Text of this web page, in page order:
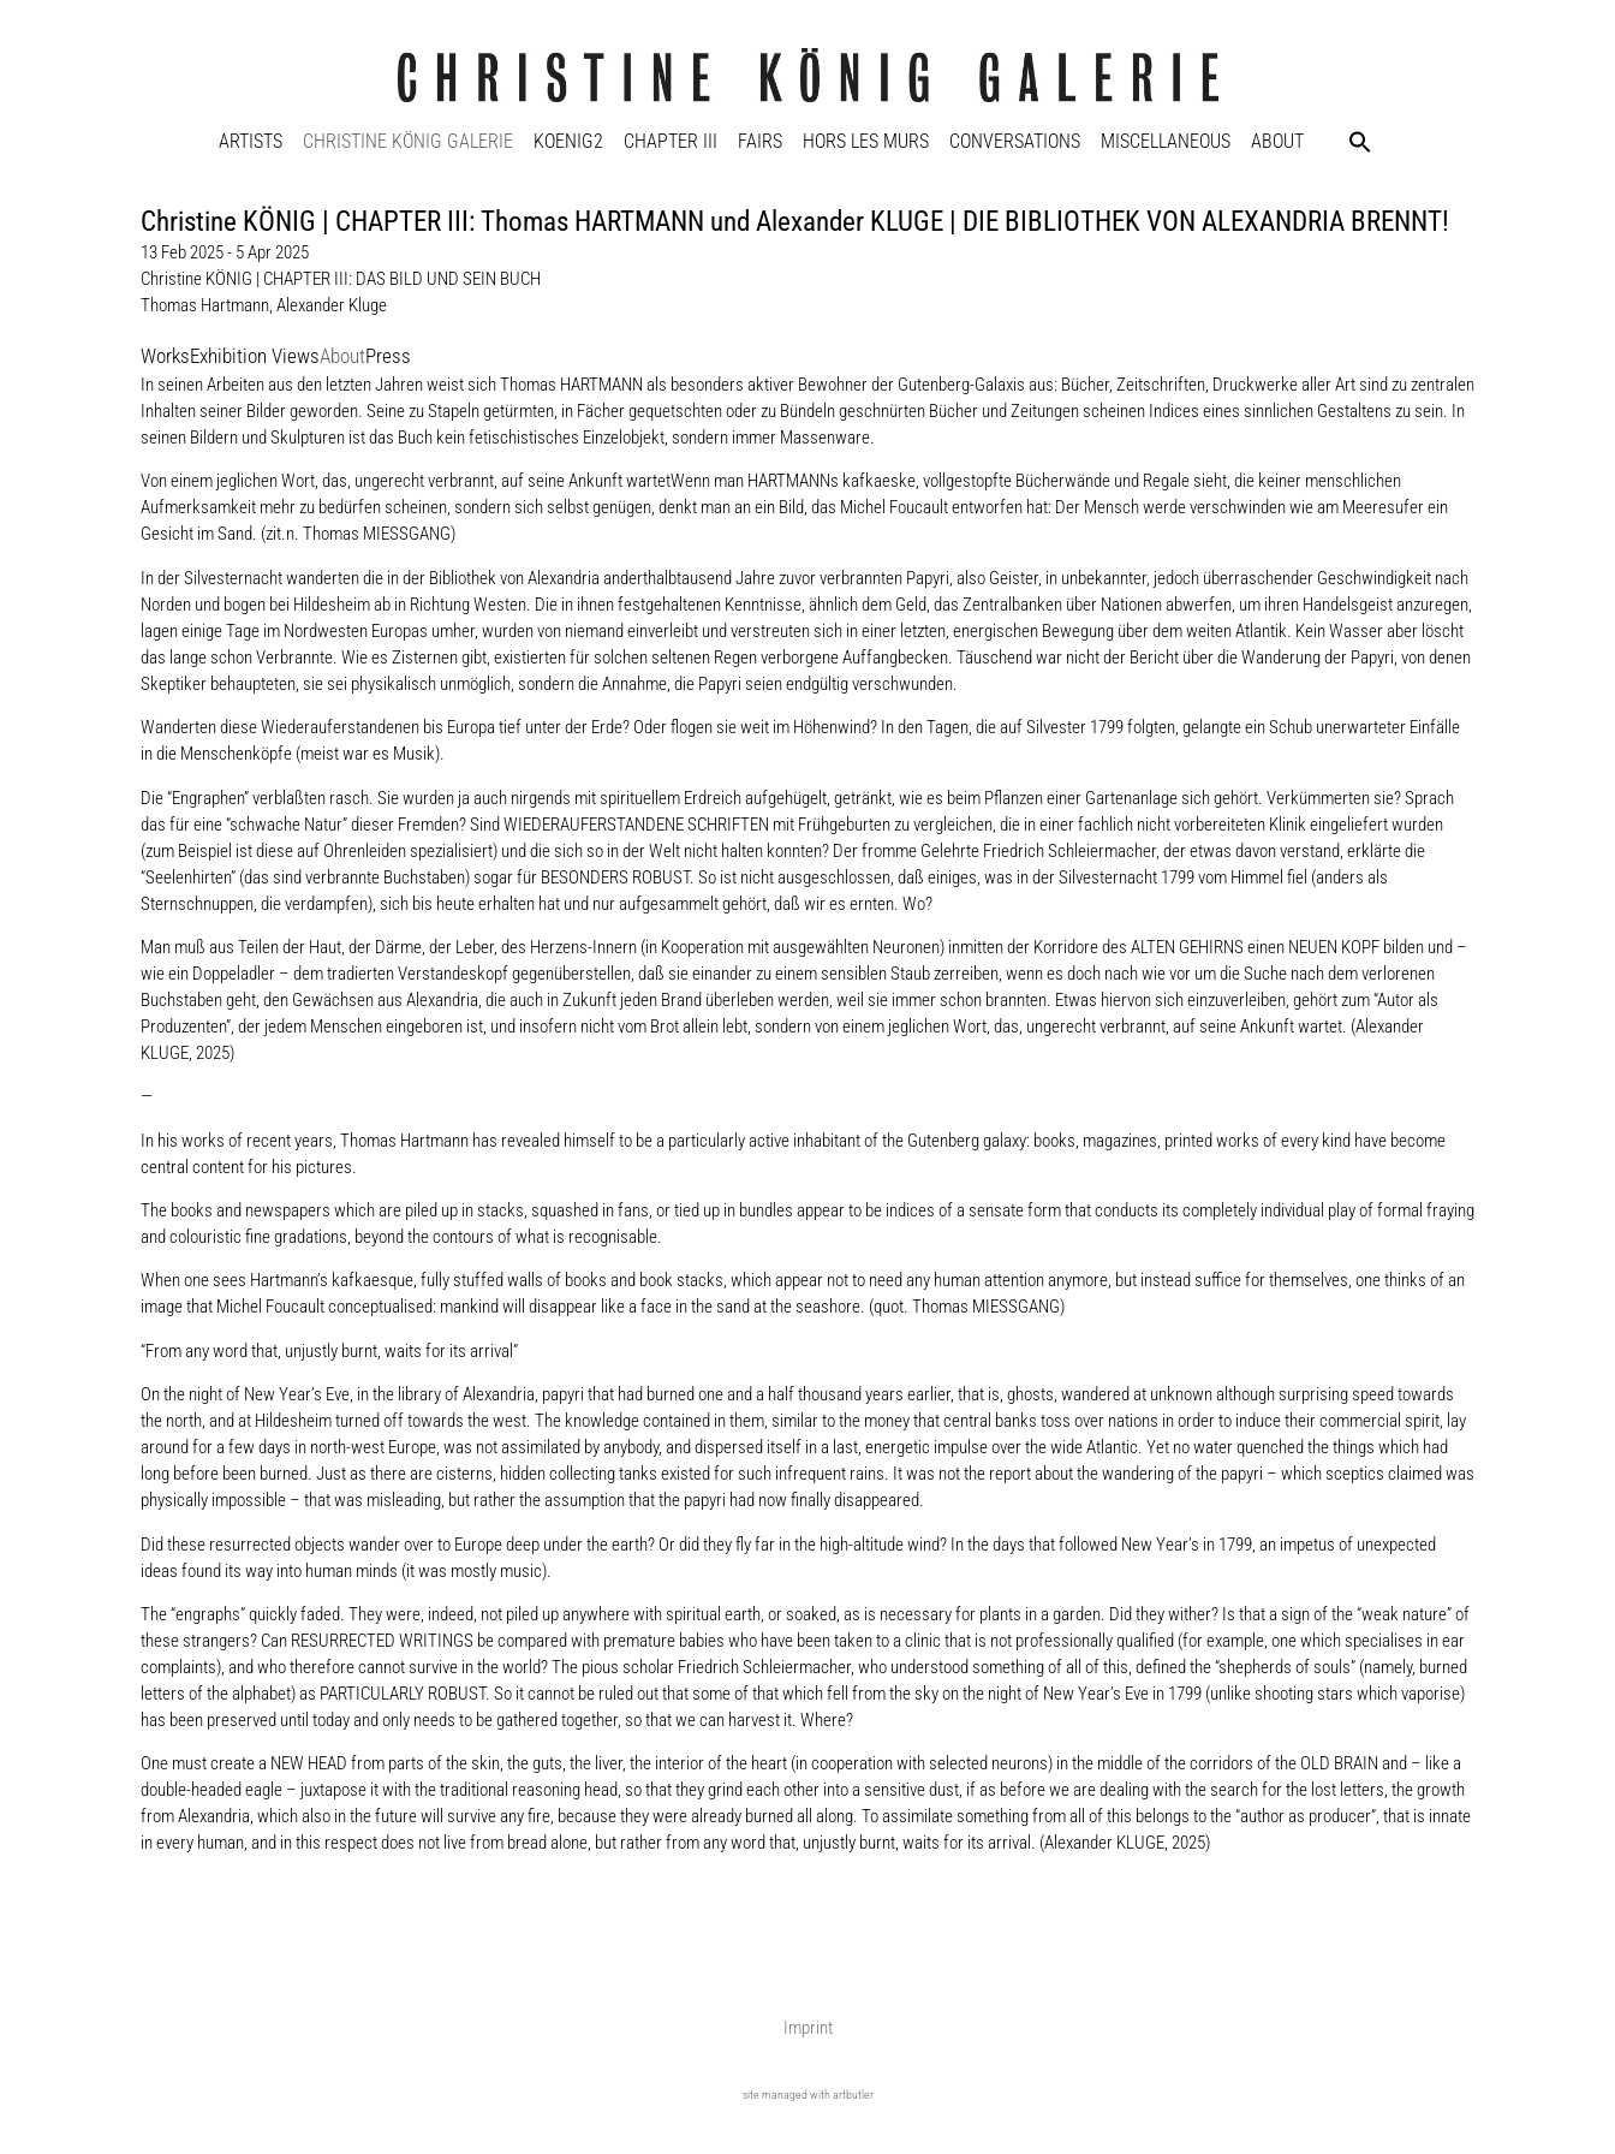
ARTISTS CHRISTINE KÖNIG GALERIE KOENIG2 CHAPTER III FAIRS HORS LES MURS CONVERSATIONS MISCELLANEOUS ABOUT
Christine KÖNIG | CHAPTER III: Thomas HARTMANN und Alexander KLUGE | DIE BIBLIOTHEK VON ALEXANDRIA BRENNT!
13 Feb 2025 - 5 Apr 2025
Christine KÖNIG | CHAPTER III: DAS BILD UND SEIN BUCH
Thomas Hartmann, Alexander Kluge
WorksExhibition ViewsAboutPress
In seinen Arbeiten aus den letzten Jahren weist sich Thomas HARTMANN als besonders aktiver Bewohner der Gutenberg-Galaxis aus: Bücher, Zeitschriften, Druckwerke aller Art sind zu zentralen
Inhalten seiner Bilder geworden. Seine zu Stapeln getürmten, in Fächer gequetschten oder zu Bündeln geschnürten Bücher und Zeitungen scheinen Indices eines sinnlichen Gestaltens zu sein. In
seinen Bildern und Skulpturen ist das Buch kein fetischistisches Einzelobjekt, sondern immer Massenware.
Von einem jeglichen Wort, das, ungerecht verbrannt, auf seine Ankunft wartetWenn man HARTMANNs kafkaeske, vollgestopfte Bücherwände und Regale sieht, die keiner menschlichen
Aufmerksamkeit mehr zu bedürfen scheinen, sondern sich selbst genügen, denkt man an ein Bild, das Michel Foucault entworfen hat: Der Mensch werde verschwinden wie am Meeresufer ein
Gesicht im Sand. (zit.n. Thomas MIESSGANG)
In der Silvesternacht wanderten die in der Bibliothek von Alexandria anderthalbtausend Jahre zuvor verbrannten Papyri, also Geister, in unbekannter, jedoch überraschender Geschwindigkeit nach
Norden und bogen bei Hildesheim ab in Richtung Westen. Die in ihnen festgehaltenen Kenntnisse, ähnlich dem Geld, das Zentralbanken über Nationen abwerfen, um ihren Handelsgeist anzuregen,
lagen einige Tage im Nordwesten Europas umher, wurden von niemand einverleibt und verstreuten sich in einer letzten, energischen Bewegung über dem weiten Atlantik. Kein Wasser aber löscht
das lange schon Verbrannte. Wie es Zisternen gibt, existierten für solchen seltenen Regen verborgene Auffangbecken. Täuschend war nicht der Bericht über die Wanderung der Papyri, von denen
Skeptiker behaupteten, sie sei physikalisch unmöglich, sondern die Annahme, die Papyri seien endgültig verschwunden.
Wanderten diese Wiederauferstandenen bis Europa tief unter der Erde? Oder flogen sie weit im Höhenwind? In den Tagen, die auf Silvester 1799 folgten, gelangte ein Schub unerwarteter Einfälle
in die Menschenköpfe (meist war es Musik).
Die “Engraphen” verblaßten rasch. Sie wurden ja auch nirgends mit spirituellem Erdreich aufgehügelt, getränkt, wie es beim Pflanzen einer Gartenanlage sich gehört. Verkümmerten sie? Sprach
das für eine “schwache Natur” dieser Fremden? Sind WIEDERAUFERSTANDENE SCHRIFTEN mit Frühgeburten zu vergleichen, die in einer fachlich nicht vorbereiteten Klinik eingeliefert wurden
(zum Beispiel ist diese auf Ohrenleiden spezialisiert) und die sich so in der Welt nicht halten konnten? Der fromme Gelehrte Friedrich Schleiermacher, der etwas davon verstand, erklärte die
“Seelenhirten” (das sind verbrannte Buchstaben) sogar für BESONDERS ROBUST. So ist nicht ausgeschlossen, daß einiges, was in der Silvesternacht 1799 vom Himmel fiel (anders als
Sternschnuppen, die verdampfen), sich bis heute erhalten hat und nur aufgesammelt gehört, daß wir es ernten. Wo?
Man muß aus Teilen der Haut, der Därme, der Leber, des Herzens-Innern (in Kooperation mit ausgewählten Neuronen) inmitten der Korridore des ALTEN GEHIRNS einen NEUEN KOPF bilden und –
wie ein Doppeladler – dem tradierten Verstandeskopf gegenüberstellen, daß sie einander zu einem sensiblen Staub zerreiben, wenn es doch nach wie vor um die Suche nach dem verlorenen
Buchstaben geht, den Gewächsen aus Alexandria, die auch in Zukunft jeden Brand überleben werden, weil sie immer schon brannten. Etwas hiervon sich einzuverleiben, gehört zum “Autor als
Produzenten”, der jedem Menschen eingeboren ist, und insofern nicht vom Brot allein lebt, sondern von einem jeglichen Wort, das, ungerecht verbrannt, auf seine Ankunft wartet. (Alexander
KLUGE, 2025)
—
In his works of recent years, Thomas Hartmann has revealed himself to be a particularly active inhabitant of the Gutenberg galaxy: books, magazines, printed works of every kind have become
central content for his pictures.
The books and newspapers which are piled up in stacks, squashed in fans, or tied up in bundles appear to be indices of a sensate form that conducts its completely individual play of formal fraying
and colouristic fine gradations, beyond the contours of what is recognisable.
When one sees Hartmann’s kafkaesque, fully stuffed walls of books and book stacks, which appear not to need any human attention anymore, but instead suffice for themselves, one thinks of an
image that Michel Foucault conceptualised: mankind will disappear like a face in the sand at the seashore. (quot. Thomas MIESSGANG)
“From any word that, unjustly burnt, waits for its arrival”
On the night of New Year’s Eve, in the library of Alexandria, papyri that had burned one and a half thousand years earlier, that is, ghosts, wandered at unknown although surprising speed towards
the north, and at Hildesheim turned off towards the west. The knowledge contained in them, similar to the money that central banks toss over nations in order to induce their commercial spirit, lay
around for a few days in north-west Europe, was not assimilated by anybody, and dispersed itself in a last, energetic impulse over the wide Atlantic. Yet no water quenched the things which had
long before been burned. Just as there are cisterns, hidden collecting tanks existed for such infrequent rains. It was not the report about the wandering of the papyri – which sceptics claimed was
physically impossible – that was misleading, but rather the assumption that the papyri had now finally disappeared.
Did these resurrected objects wander over to Europe deep under the earth? Or did they fly far in the high-altitude wind? In the days that followed New Year’s in 1799, an impetus of unexpected
ideas found its way into human minds (it was mostly music).
The “engraphs” quickly faded. They were, indeed, not piled up anywhere with spiritual earth, or soaked, as is necessary for plants in a garden. Did they wither? Is that a sign of the “weak nature” of
these strangers? Can RESURRECTED WRITINGS be compared with premature babies who have been taken to a clinic that is not professionally qualified (for example, one which specialises in ear
complaints), and who therefore cannot survive in the world? The pious scholar Friedrich Schleiermacher, who understood something of all of this, defined the “shepherds of souls” (namely, burned
letters of the alphabet) as PARTICULARLY ROBUST. So it cannot be ruled out that some of that which fell from the sky on the night of New Year’s Eve in 1799 (unlike shooting stars which vaporise)
has been preserved until today and only needs to be gathered together, so that we can harvest it. Where?
One must create a NEW HEAD from parts of the skin, the guts, the liver, the interior of the heart (in cooperation with selected neurons) in the middle of the corridors of the OLD BRAIN and – like a
double-headed eagle – juxtapose it with the traditional reasoning head, so that they grind each other into a sensitive dust, if as before we are dealing with the search for the lost letters, the growth
from Alexandria, which also in the future will survive any fire, because they were already burned all along. To assimilate something from all of this belongs to the “author as producer”, that is innate
in every human, and in this respect does not live from bread alone, but rather from any word that, unjustly burnt, waits for its arrival. (Alexander KLUGE, 2025)
Imprint
site managed with artbutler